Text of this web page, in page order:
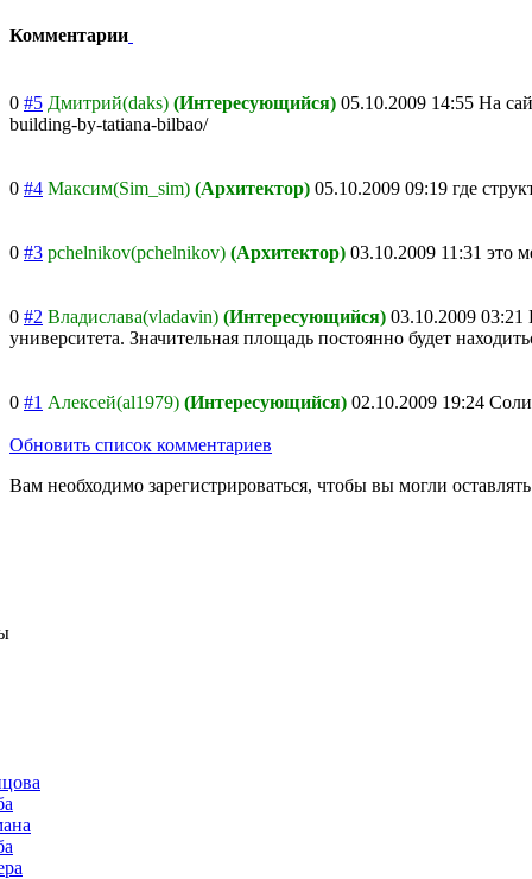
Комментарии
0 #5 Дмитрий(daks) (Интересующийся) 05.10.2009 14:55 На
building-by-tatiana-bilbao/
0 #4 Максим(Sim_sim) (Архитектор) 05.10.2009 09:19 где
0 #3 pchelnikov(pchelnikov) (Архитектор) 03.10.2009 11:31 это
0 #2 Владислава(vladavin) (Интересующийся) 03.10.2009 03:21
университета. Значительная площадь постоянно будет
0 #1 Алексей(al1979) (Интересующийся) 02.10.2009 19:24
Обновить список комментариев
Вам необходимо зарегистрироваться, чтобы вы могли